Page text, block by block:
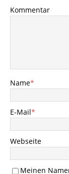
Kommentar
Name*
E-Mail*
Webseite
Meinen